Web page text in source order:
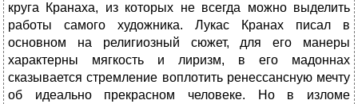
круга Кранаха, из которых не всегда можно выделить
работы самого художника. Лукас Кранах писал в
основном на религиозный сюжет, для его манеры
характерны мягкость и лиризм, в его мадоннах
сказывается стремление воплотить ренессансную мечту
об идеально прекрасном человеке. Но в изломе